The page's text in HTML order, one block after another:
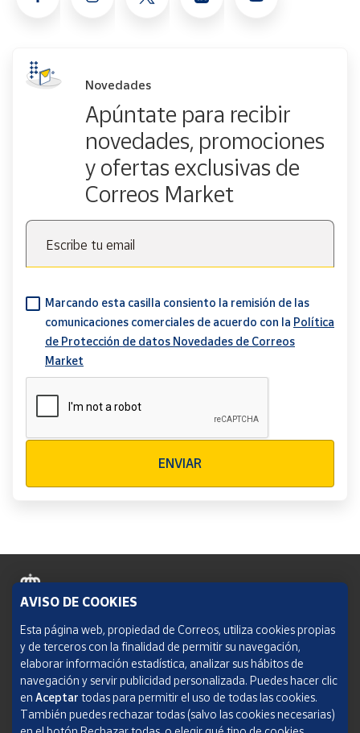
Novedades
Apúntate para recibir
novedades, promociones
y ofertas exclusivas de
Correos Market
Escribe tu email
Marcando esta casilla consiento la remisión de las
comunicaciones comerciales de acuerdo con la Política
de Protección de datos Novedades de Correos
Market
ENVIAR
Política de cookies
Aviso legal
Condiciones del servicio
Política de Privacidad Web
AVISO DE COOKIES
Esta página web, propiedad de Correos, utiliza cookies propias
y de terceros con la finalidad de permitir su navegación,
elaborar información estadística, analizar sus hábitos de
navegación y servir publicidad personalizada. Puedes hacer clic
en Aceptar todas para permitir el uso de todas las cookies.
También puedes rechazar todas (salvo las cookies necesarias)